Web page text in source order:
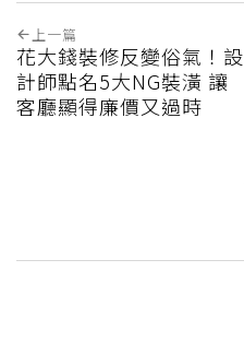
上一篇
花大錢裝修反變俗氣！設
計師點名5大NG裝潢 讓
客廳顯得廉價又過時